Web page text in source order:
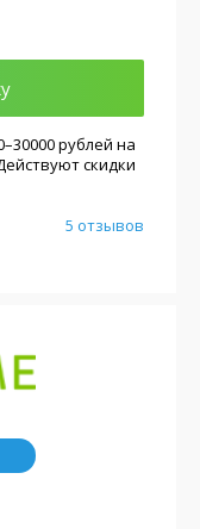
рублей на
скидки
5 отзывов